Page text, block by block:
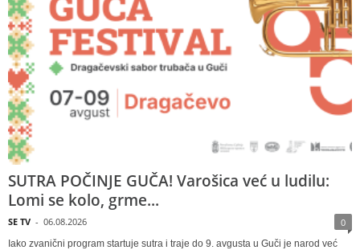
SUTRA POČINJE GUČA! Varošica već u ludilu:
Lomi se kolo, grme...
SE TV - 06.08.2026 0
Iako zvanični program startuje sutra i traje do 9. avgusta u Guči je narod već